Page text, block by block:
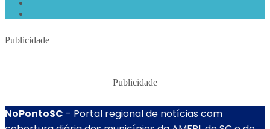
Publicidade
Publicidade
NoPontoSC - Portal regional de notícias com